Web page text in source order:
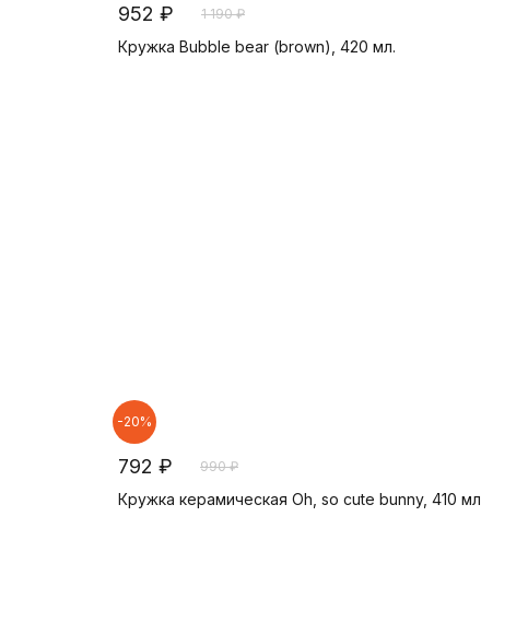
952 ₽ 1 190 ₽
Кружка Bubble bear (brown), 420 мл.
-20%
792 ₽ 990 ₽
Кружка керамическая Oh, so cute bunny, 410 мл